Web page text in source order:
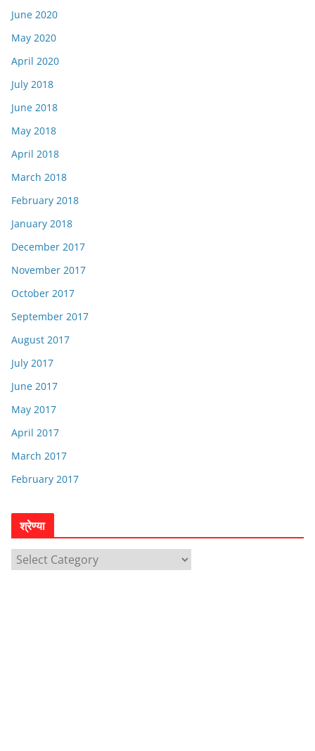
June 2020
May 2020
April 2020
July 2018
June 2018
May 2018
April 2018
March 2018
February 2018
January 2018
December 2017
November 2017
October 2017
September 2017
August 2017
July 2017
June 2017
May 2017
April 2017
March 2017
February 2017
श्रेण्या
श्रे